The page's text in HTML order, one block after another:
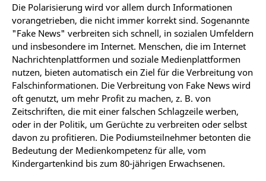
Die Polarisierung wird vor allem durch Informationen
vorangetrieben, die nicht immer korrekt sind. Sogenannte
"Fake News" verbreiten sich schnell, in sozialen Umfeldern
und insbesondere im Internet. Menschen, die im Internet
Nachrichtenplattformen und soziale Medienplattformen
nutzen, bieten automatisch ein Ziel für die Verbreitung von
Falschinformationen. Die Verbreitung von Fake News wird
oft genutzt, um mehr Profit zu machen, z. B. von
Zeitschriften, die mit einer falschen Schlagzeile werben,
oder in der Politik, um Gerüchte zu verbreiten oder selbst
davon zu profitieren. Die Podiumsteilnehmer betonten die
Bedeutung der Medienkompetenz für alle, vom
Kindergartenkind bis zum 80-jährigen Erwachsenen.